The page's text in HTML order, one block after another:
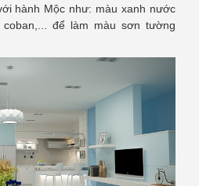
hành Mộc như: màu xanh nước
để làm màu sơn tường